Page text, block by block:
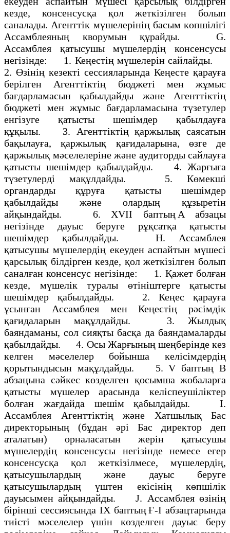
кезде, консенсусқа қол жеткізілген болып
саналады. Агенттік мүшелерінің басым көпшілігі
Ассамблеяның кворумын құрайды. G.
Ассамблея қатысушы мүшелердің консенсусы
негізінде: 1. Кеңестің мүшелерін сайлайды.
2. Өзінің кезекті сессияларында Кеңесте қарауға
берілген Агенттіктің бюджеті мен жұмыс
бағдарламасын қабылдайды және Агенттіктің
бюджеті мен жұмыс бағдарламасына түзетулер
енгізуге қатысты шешімдер қабылдауға
құқылы. 3. Агенттіктің қаржылық саясатын
бақылауға, қаржылық қағидаларына, өзге де
қаржылық мәселелеріне және аудиторды сайлауға
қатысты шешімдер қабылдайды. 4. Жарғыға
түзетулерді мақұлдайды. 5. Көмекші
органдарды құруға қатысты шешімдер
қабылдайды және олардың құзыретін
айқындайды. 6. XVII баптың А абзацы
негізінде дауыс беруге рұқсатқа қатысты
шешімдер қабылдайды. Н. Ассамблея
қатысушы мүшелердің екеуден аспайтын мүшесі
қарсылық білдірген кезде, қол жеткізілген болып
саналған консенсус негізінде: 1. Қажет болған
кезде, мүшелік туралы өтініштерге қатысты
шешімдер қабылдайды. 2. Кеңес қарауға
ұсынған Ассамблея мен Кеңестің рәсімдік
қағидаларын мақұлдайды. 3. Жылдық
баяндаманы, сол сияқты басқа да баяндамаларды
қабылдайды. 4. Осы Жарғының шеңберінде кез
келген мәселелер бойынша келісімдердің
қорытындысын мақұлдайды. 5. V баптың В
абзацына сәйкес көзделген қосымша жобаларға
қатысты мүшелер арасында келіспеушіліктер
болған жағдайда шешім қабылдайды. I.
Ассамблея Агенттіктің және Хатшылық Бас
директорының (бұдан әрі Бас директор деп
аталатын) орналасатын жерін қатысушы
мүшелердің консенсусы негізінде немесе егер
консенсусқа қол жеткізілмесе, мүшелердің,
қатысушылардың және дауыс беруге
қатысушылардың үштен екісінің көпшілік
дауысымен айқындайды. J. Ассамблея өзінің
бірінші сессиясында IX баптың Ғ-І абзацтарында
тиісті мәселелер үшін көзделген дауыс беру